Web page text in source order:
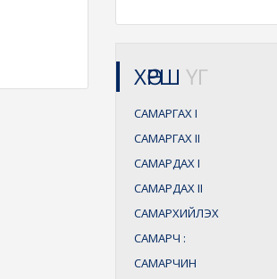
ХӨРШ ҮГ
САМАРГАХI
САМАРГАХII
САМАРДАХI
САМАРДАХII
САМАРХИЙЛЭХ
САМАРЧ :
САМАРЧИН